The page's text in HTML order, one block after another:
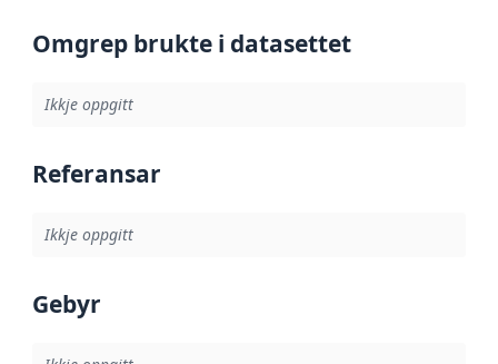
Omgrep brukte i datasettet
Ikkje oppgitt
Referansar
Ikkje oppgitt
Gebyr